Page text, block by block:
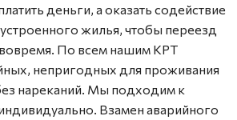
деньги, а оказать содействие
жилья, чтобы переезд
По всем нашим КРТ
непригодных для проживания
нареканий. Мы подходим к
Взамен аварийного